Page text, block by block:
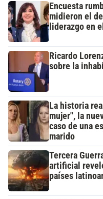
Encuesta
midieron el
liderazgo en
Ricardo
sobre la
La historia
mujer", la
caso de una
marido
Tercera
artificial
países